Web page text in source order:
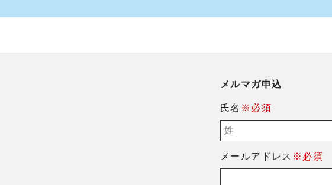
メルマガ申込
氏名 ※必須
メールアドレス ※必須